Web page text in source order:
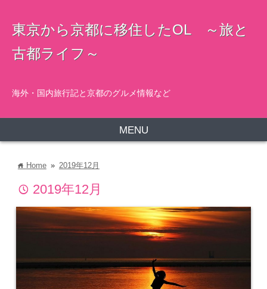
東京から京都に移住したOL ～旅と
古都ライフ～
海外・国内旅行記と京都のグルメ情報など
MENU
home Home » 2019年12月
time 2019年12月